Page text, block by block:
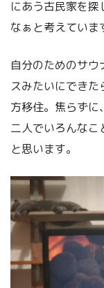
にあう古民家を
なぁと考えていま
自分のためのサ
スみたいにでき
方移住。焦らずに
二人でいろんなこ
と思います。